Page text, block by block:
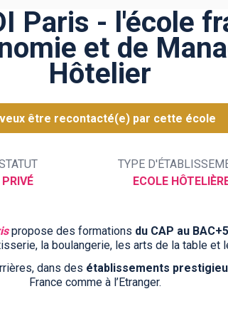
Paris - l'école
et de
Hôtelier
être recontacté(e) par cette école
PRIVÉ
TYPE
ECOLE
propose des formations du CAP au BAC+5
la boulangerie, les arts de la table et
dans des établissements
France comme à l’Etranger.